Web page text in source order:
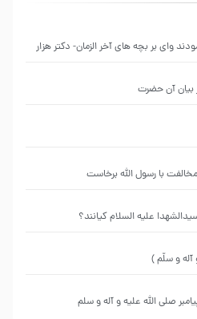
وای بر بچه های آخر الزمان- دکتر هزار
بیان آن حضرت
با رسول اللّه برخاست
علیه ‌السلام کیانند؟
آله و سلّم )
صلی الله علیه و آله و سلم